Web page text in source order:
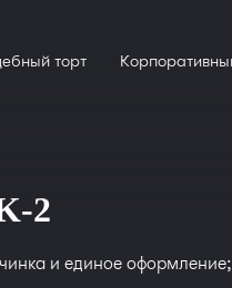
торт
2
и единое